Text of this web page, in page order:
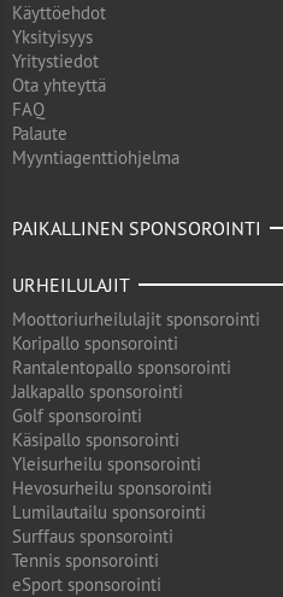
Käyttöehdot
Yksityisyys
Yritystiedot
Ota yhteyttä
FAQ
Palaute
Myyntiagenttiohjelma
PAIKALLINEN SPONSOROINTI
URHEILULAJIT
Moottoriurheilulajit sponsorointi
Koripallo sponsorointi
Rantalentopallo sponsorointi
Jalkapallo sponsorointi
Golf sponsorointi
Käsipallo sponsorointi
Yleisurheilu sponsorointi
Hevosurheilu sponsorointi
Lumilautailu sponsorointi
Surffaus sponsorointi
Tennis sponsorointi
eSport sponsorointi